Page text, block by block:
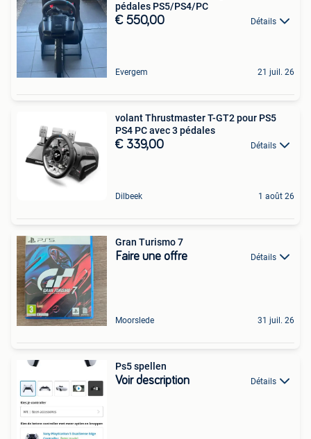
pédales PS5/PS4/PC
€ 550,00 Détails
Evergem 21 juil. 26
volant Thrustmaster T-GT2 pour PS5
PS4 PC avec 3 pédales
€ 339,00 Détails
Dilbeek 1 août 26
Gran Turismo 7
Faire une offre Détails
Moorslede 31 juil. 26
Ps5 spellen
Voir description Détails